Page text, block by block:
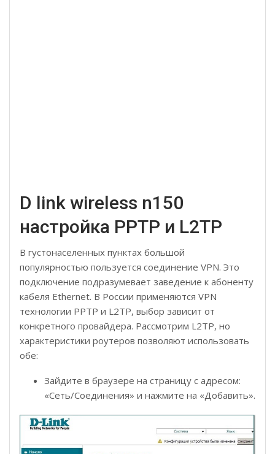
D link wireless n150
настройка PPTP и L2TP
В густонаселенных пунктах большой
популярностью пользуется соединение VPN. Это
подключение подразумевает заведение к абоненту
кабеля Ethernet. В России применяются VPN
технологии PPTP и L2TP, выбор зависит от
конкретного провайдера. Рассмотрим L2TP, но
характеристики роутеров позволяют использовать
обе:
Зайдите в браузере на страницу с адресом:
«Сеть/Соединения» и нажмите на «Добавить».